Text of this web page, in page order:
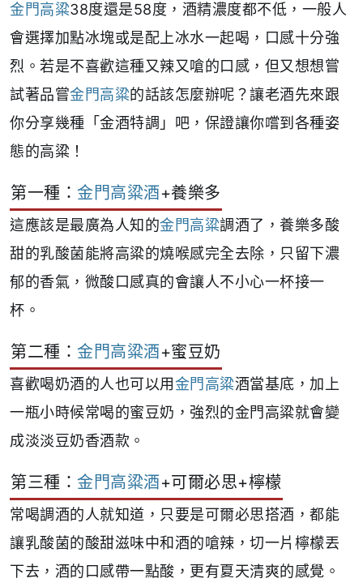
金門高粱38度還是58度，酒精濃度都不低，一般人
會選擇加點冰塊或是配上冰水一起喝，口感十分強
烈。若是不喜歡這種又辣又嗆的口感，但又想想嘗
試著品嘗金門高粱的話該怎麼辦呢？讓老酒先來跟
你分享幾種「金酒特調」吧，保證讓你嚐到各種姿
態的高粱！
第一種： 金門高粱酒+養樂多
這應該是最廣為人知的金門高粱調酒了，養樂多酸
甜的乳酸菌能將高粱的燒喉感完全去除，只留下濃
郁的香氣，微酸口感真的會讓人不小心一杯接一
杯。
第二種： 金門高粱酒+蜜豆奶
喜歡喝奶酒的人也可以用金門高粱酒當基底，加上
一瓶小時候常喝的蜜豆奶，強烈的金門高粱就會變
成淡淡豆奶香酒款。
第三種： 金門高粱酒+可爾必思+檸檬
常喝調酒的人就知道，只要是可爾必思搭酒，都能
讓乳酸菌的酸甜滋味中和酒的嗆辣，切一片檸檬丟
下去，酒的口感帶一點酸，更有夏天清爽的感覺。